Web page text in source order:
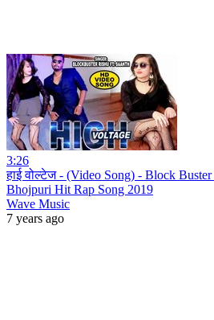
3:26
हाई वोल्टेज - (Video Song) - Block
Bhojpuri Hit Rap Song 2019
Wave Music
7 years ago